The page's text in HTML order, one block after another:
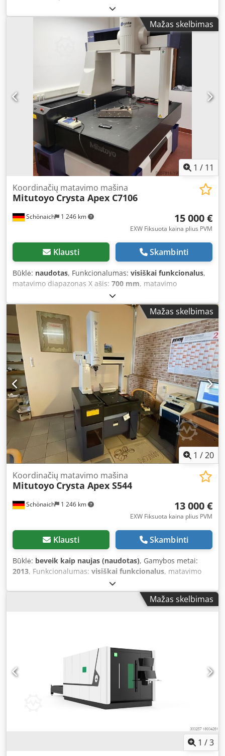
, matavimo diapazonas Z ašis:
600 mm, Įranga:Tipinė plokštelė prieinama, Mitutoyo
koordinatinis matavimo staklės Crysta Apex C776
Temperatūros kompensacija visose ašyse Matavimo
diapazonas X ašis = 700 mm Matavimo diapazonas Y ašis =
700 mm Dwodpfx Agowhfh Ajgsa Matavimo diapazonas Z
ašis = 600 mm Matavimo neapibrėžtis = 1,9 + 3L/1000 (µm)
Renishaw matavimo galva PH10MQ Renishaw keitimo
stovas SCR200 Renishaw jutiklis TP200 Renishaw moduliai
TP200 = 6 vnt. Matavimo programinė įranga MCosmos PC
sistema WIN10, 27" monitorius Etaloninis/kaliacinis rutulys
Programinės įrangos atnaujinimas – pasirinktinai
Aparatinės įrangos atnaujinimas – pasirinktinai Pilnas
aptarnavimas pagal užklausą
Mažas skelbimas
1 / 11
Schönaich 1 246 km
Koordinačių matavimo mašina
Mitutoyo Crysta Apex C7106
15 000 €
EXW Fiksuota kaina plius PVM
Klausti Skambinti
Būklė: naudotas, Funkcionalumas: visiškai funkcionalus,
matavimo diapazonas X ašis: 700 mm, matavimo
1 000 mm, matavimo diapazonas Z ašis:
600 mm, Įranga:Tipinė plokštelė prieinama, Mitutoyo
coordinate measuring machine type Crysta Apex C7106
Dwjdewhb A Nspfx Aggja Temperature compensation on
all axes Active vibration isolation system by BILZ Measuring
range X-axis = 700 mm Measuring range Y-axis = 1000 mm
Measuring range Z-axis = 600 mm Measurement
uncertainty = 1.9 + 3L/1000 (µm) Renishaw probe head
PH10MQ Renishaw change rack SCR200 Renishaw sensor
TP200 Renishaw TP200 modules = 6 pieces Measuring
software MCosmos PC system WIN10, 27" monitor
Reference sphere / calibration sphere Software upgrade
optional Hardware upgrade optional Full service available
on request
Mažas skelbimas
1 /20
Schönaich 1 246 km
Koordinačių matavimo mašina
Mitutoyo Crysta Apex S544
13 000 €
EXW Fiksuota kaina plius PVM
Klausti Skambinti
Būklė: beveik kaip naujas (naudotas), Gamybos metai:
2013, Funkcionalumas: visiškai funkcionalus, matavimo
, matavimo diapazonas Y ašis:
400 mm, matavimo diapazonas Z ašis:400 mm, Įranga:
, Mitutoyo koordinačių
= 500 mm Matavimo diapazonas Y ašis = 400 mm
Matavimo diapazonas Z ašis = 400 mm Matavimo
neapibrėžtis = 1,7 + 3L/1000 (µm) Mitutoyo valdymas
UC200H Renishaw matavimo galvutė PH6M Dwjdpfx
Aezhumfsggea Renishaw jutiklis SP25M Renishaw modulis
SM25-1 Matavimo programinė įranga MCosmos PC sistema
su WIN10 ir 27" monitoriumi (nauja) Referencinis /
įrangos atnaujinimas pagal užklausą Pristatymas ir kitos
Mažas skelbimas
1 /3